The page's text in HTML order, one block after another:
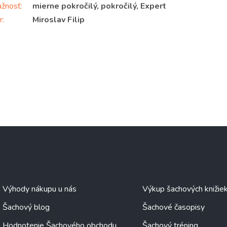
:
mierne pokročilý, pokročilý, Expert
: Miroslav Filip
Výhody nákupu u nás
Šachový blog
Výkup šachových
Šachové časopisy